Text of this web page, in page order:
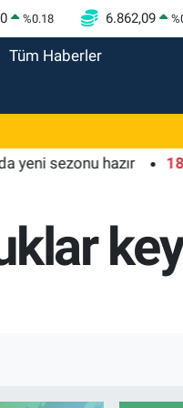
%0.18 6.862,09 %
Tüm Haberler
hazır 18:36